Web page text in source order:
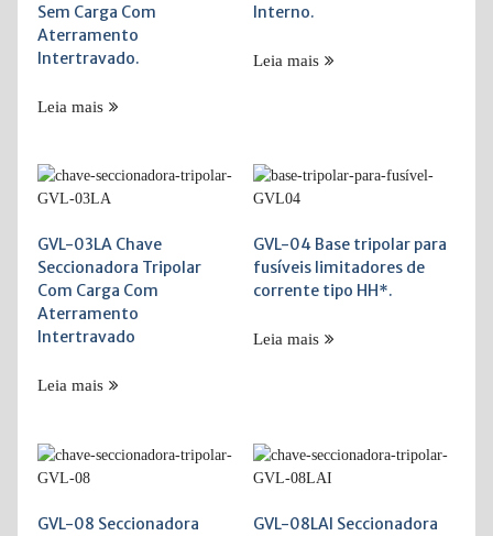
Sem Carga Com
Aterramento
Intertravado.
Leia mais
Interno.
Leia mais
GVL-03LA Chave
Seccionadora Tripolar
Com Carga Com
Aterramento
Intertravado
Leia mais
GVL-04 Base tripolar para
fusíveis limitadores de
corrente tipo HH*.
Leia mais
GVL-08 Seccionadora
GVL-08LAI Seccionadora